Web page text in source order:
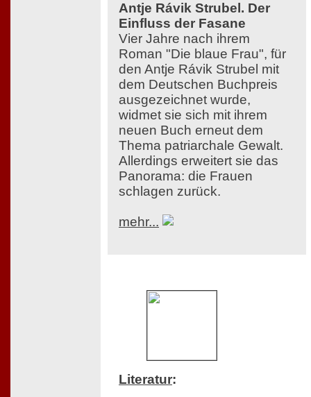
Antje Rávik Strubel. Der
Einfluss der Fasane
Vier Jahre nach ihrem
Roman "Die blaue Frau", für
den Antje Rávik Strubel mit
dem Deutschen Buchpreis
ausgezeichnet wurde,
widmet sie sich mit ihrem
neuen Buch erneut dem
Thema patriarchale Gewalt.
Allerdings erweitert sie das
Panorama: die Frauen
schlagen zurück.
mehr...
Literatur: